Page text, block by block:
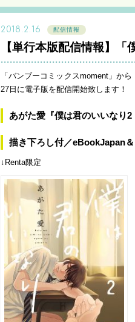
2018.2.16 配信情報
【単行本版配信情報】
「バンブーコミックスmoment」か
27日に電子版を配信開始致します！
あがた愛『僕は君のいいなり
描き下ろし付／eBookJapan
↓Renta限定